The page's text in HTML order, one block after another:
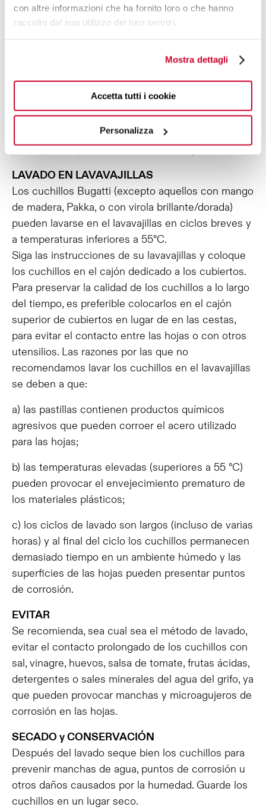
con altre informazioni che ha fornito loro o che hanno
raccolto dal suo utilizzo dei loro servizi.
Mostra dettagli
Accetta tutti i cookie
Personalizza
experiencias culinarias siempre impecables.
Para preservar las características de las hojas y la
belleza del mango a lo largo del tiempo, Bugatti
recomienda: lavar los cuchillos a mano con un
detergente líquido o en crema; evitar los
detergentes alcalinos, las soluciones que
contengan alcohol o perfumes, los detergentes en
polvo y los cepillos metálicos (estropajos).
LAVADO EN LAVAVAJILLAS
Los cuchillos Bugatti (excepto aquellos con mango
de madera, Pakka, o con virola brillante/dorada)
pueden lavarse en el lavavajillas en ciclos breves y
a temperaturas inferiores a 55°C.
Siga las instrucciones de su lavavajillas y coloque
los cuchillos en el cajón dedicado a los cubiertos.
Para preservar la calidad de los cuchillos a lo largo
del tiempo, es preferible colocarlos en el cajón
superior de cubiertos en lugar de en las cestas,
para evitar el contacto entre las hojas o con otros
utensilios. Las razones por las que no
recomendamos lavar los cuchillos en el lavavajillas
se deben a que:
a) las pastillas contienen productos químicos
agresivos que pueden corroer el acero utilizado
para las hojas;
b) las temperaturas elevadas (superiores a 55 °C)
pueden provocar el envejecimiento prematuro de
los materiales plásticos;
c) los ciclos de lavado son largos (incluso de varias
horas) y al final del ciclo los cuchillos permanecen
demasiado tiempo en un ambiente húmedo y las
superficies de las hojas pueden presentar puntos
de corrosión.
EVITAR
Se recomienda, sea cual sea el método de lavado,
evitar el contacto prolongado de los cuchillos con
sal, vinagre, huevos, salsa de tomate, frutas ácidas,
detergentes o sales minerales del agua del grifo, ya
que pueden provocar manchas y microagujeros de
corrosión en las hojas.
SECADO y CONSERVACIÓN
Después del lavado seque bien los cuchillos para
prevenir manchas de agua, puntos de corrosión u
otros daños causados por la humedad. Guarde los
cuchillos en un lugar seco.